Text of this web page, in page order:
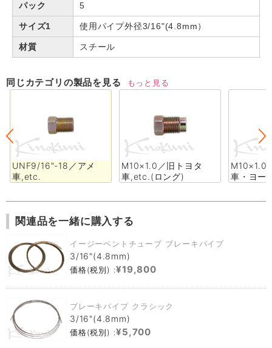
パック 5
サイズ1 使用パイプ外径3/16"(4.8mm）
材質 スチール
同じカテゴリの製品を見る もっと見る
UNF9/16"-18／アメ
車,etc.
M10×1.0／旧トヨタ
車,etc.(ロング)
M10×1.0
車・ヨー
関連品を一緒に購入する
イージーベントチューブ ブレーキパイプ
3/16"(4.8mm)
価格(税別) :¥19,800
ブレーキパイプ クラシック
3/16"(4.8mm)
価格(税別) :¥5,700